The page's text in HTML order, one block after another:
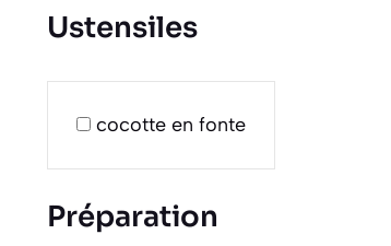
Ustensiles
cocotte en fonte
Préparation